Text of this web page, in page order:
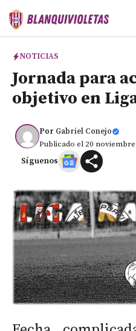
Saltar
NOTICIAS
Jornada para
objetivo en
Por Gabriel Conejo
Publicado el 20 noviembre
Síguenos